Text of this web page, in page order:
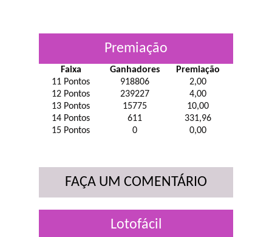
Premiação
Faixa Ganhadores
Premiação
11 Pontos
918806
2,00
12 Pontos
239227
4,00
13 Pontos
15775
10,00
14 Pontos
611
331,96
15 Pontos
0 0,00
FAÇA UM COMENTÁRIO
Lotofácil